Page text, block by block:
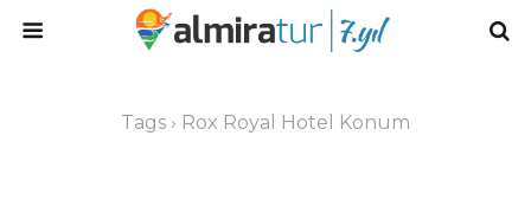
Tags › Rox Royal Hotel Konum